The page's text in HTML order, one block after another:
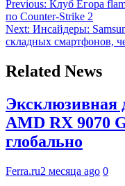
Previous: Клуб Егора
по Counter-Strike 2
Next: Инсайдеры:
складных смартфонов,
Related News
Эксклюзивная
AMD RX 9070
глобально
Ferra.ru2 месяца ago 0